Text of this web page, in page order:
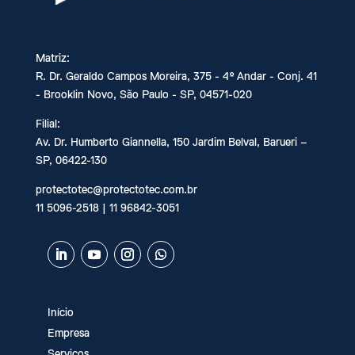
Instalação de Sprinklers
Instalação de Detector de Fumaça
Laudo AVCB
Laudo Técnico de Incêndio
Matriz:
R. Dr. Geraldo Campos Moreira, 375 - 4º Andar - Conj. 41
- Brooklin Novo, São Paulo - SP, 04571-020
Filial:
Av. Dr. Humberto Giannella, 150 Jardim Belval, Barueri –
SP, 06422-130
protectotec@protectotec.com.br
11 5096-2518 | 11 96842-3051
Início
Empresa